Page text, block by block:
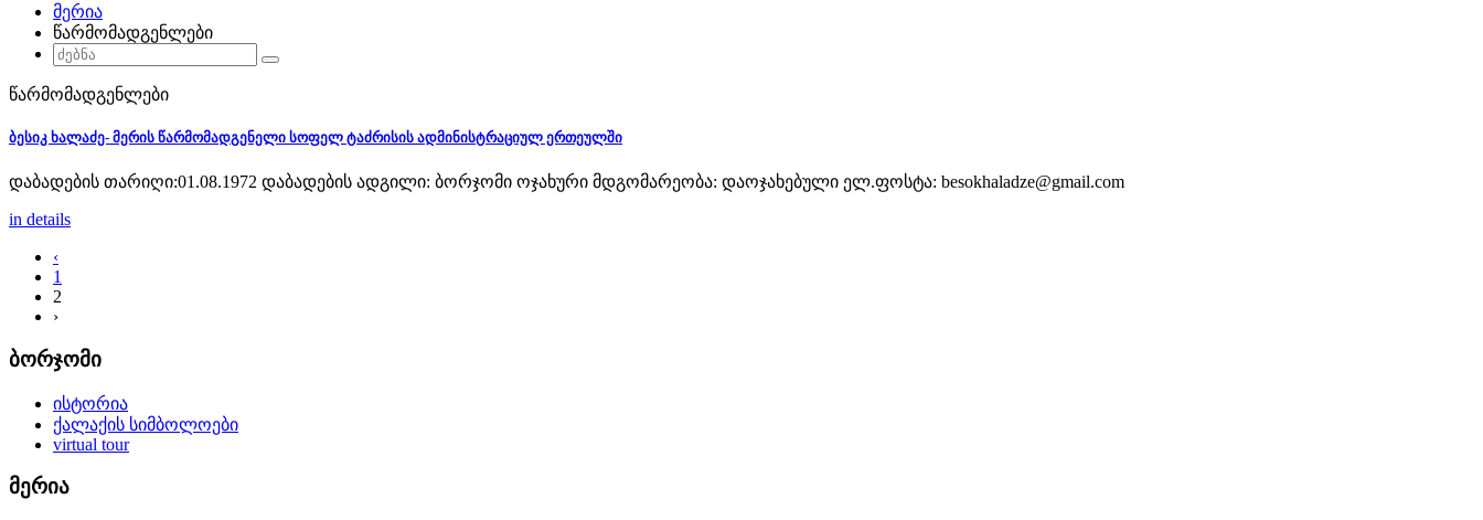
მერია
წარმომადგენლები
წარმომადგენლები
ბესიკ ხალაძე- მერის წარმომადგენელი სოფელ ტაძრისის ადმინისტრაციულ ერთეულში
დაბადების თარიღი:01.08.1972 დაბადების ადგილი: ბორჯომი ოჯახური მდგომარეობა: დაოჯახებული ელ.ფოსტა: besokhaladze@gmail.com
in details
‹
1
2
›
ბორჯომი
ისტორია
ქალაქის სიმბოლოები
virtual tour
მერია